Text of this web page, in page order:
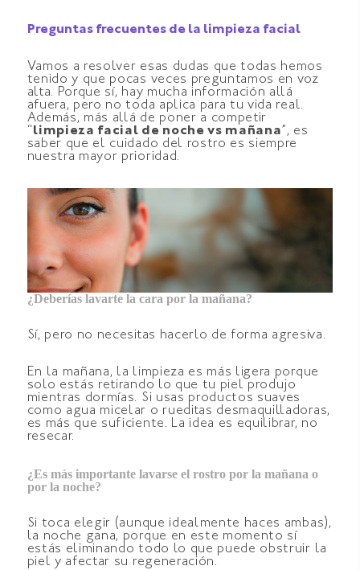
Preguntas frecuentes de la limpieza facial
Vamos a resolver esas dudas que todas hemos
tenido y que pocas veces preguntamos en voz
alta. Porque sí, hay mucha información allá
afuera, pero no toda aplica para tu vida real.
Además, más allá de poner a competir
limpieza facial de noche vs mañana”, es
saber que el cuidado del rostro es siempre
nuestra mayor prioridad.
¿Deberías lavarte la cara por la mañana?
Sí, pero no necesitas hacerlo de forma agresiva.
En la mañana, la limpieza es más ligera porque
solo estás retirando lo que tu piel produjo
mientras dormías. Si usas productos suaves
como agua micelar o rueditas desmaquilladoras,
es más que suficiente. La idea es equilibrar, no
resecar.
¿Es más importante lavarse el rostro por la mañana o
por la noche?
Si toca elegir (aunque idealmente haces ambas),
la noche gana, porque en este momento sí
estás eliminando todo lo que puede obstruir la
piel y afectar su regeneración.